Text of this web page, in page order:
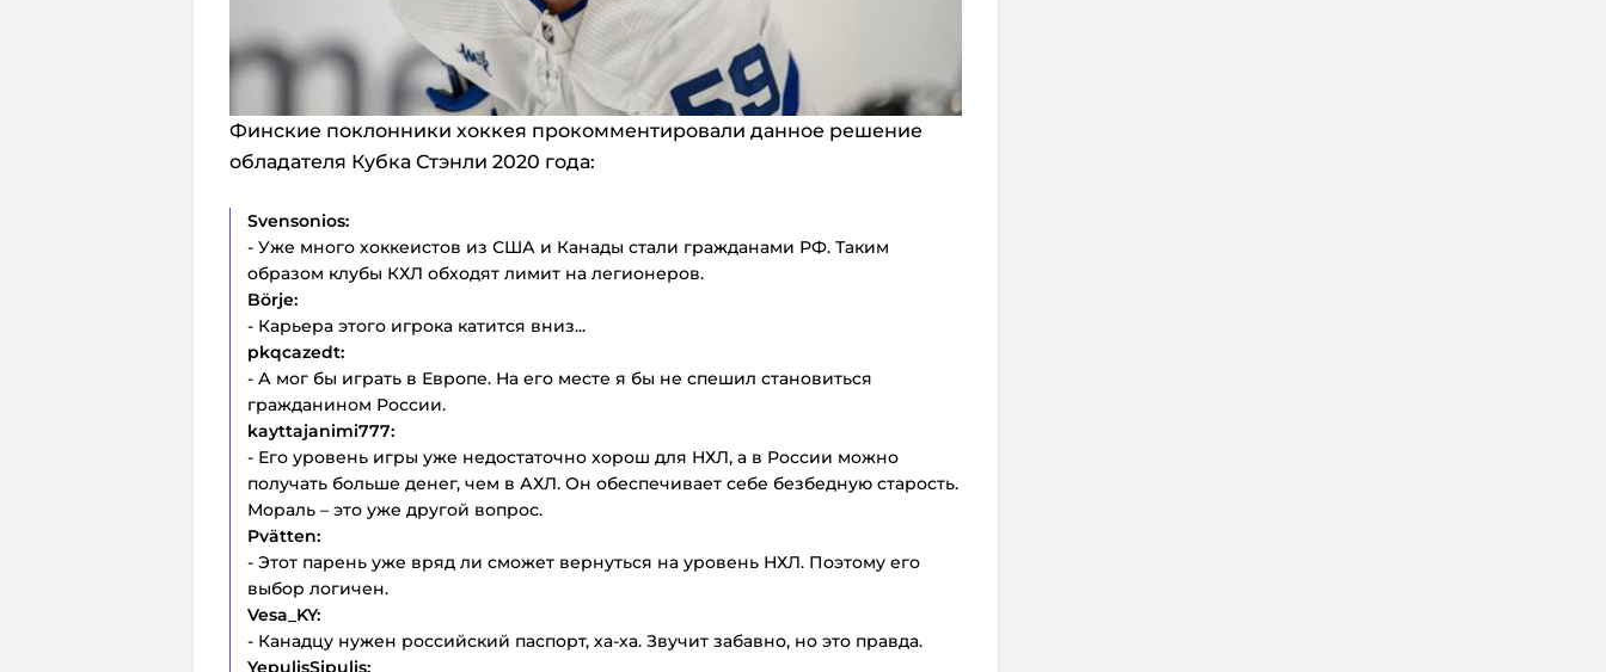
Финские поклонники хоккея прокомментировали данное решение
обладателя Кубка Стэнли 2020 года:
Svensonios:
- Уже много хоккеистов из США и Канады стали гражданами РФ. Таким
образом клубы КХЛ обходят лимит на легионеров.
Börje:
- Карьера этого игрока катится вниз...
pkqcazedt:
- А мог бы играть в Европе. На его месте я бы не спешил становиться
гражданином России.
kayttajanimi777:
- Его уровень игры уже недостаточно хорош для НХЛ, а в России можно
получать больше денег, чем в АХЛ. Он обеспечивает себе безбедную старость.
Мораль – это уже другой вопрос.
Pvätten:
- Этот парень уже вряд ли сможет вернуться на уровень НХЛ. Поэтому его
выбор логичен.
Vesa_KY:
- Канадцу нужен российский паспорт, ха-ха. Звучит забавно, но это правда.
YepulisSipulis: